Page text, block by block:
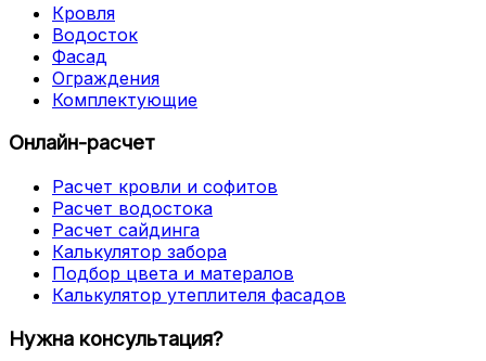
Кровля
Водосток
Фасад
Ограждения
Комплектующие
Онлайн-расчет
Расчет кровли и софитов
Расчет водостока
Расчет сайдинга
Калькулятор забора
Подбор цвета и матералов
Калькулятор утеплителя фасадов
Нужна консультация?